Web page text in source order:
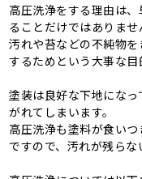
高圧洗浄をする理由は
ることだけではありませ
汚れや苔などの不純物
するためという大事な目
塗装は良好な下地にな
がれてしまいます。
高圧洗浄も塗料が食い
ですので、汚れが残らな